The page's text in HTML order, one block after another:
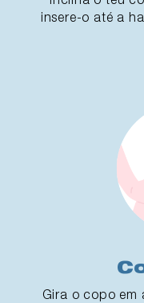
insere-o até a
Gira o copo em